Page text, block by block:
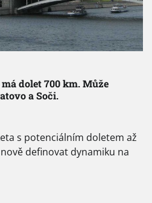
dolet 700 km. Může
a Soči.
s potenciálním doletem až
definovat dynamiku na